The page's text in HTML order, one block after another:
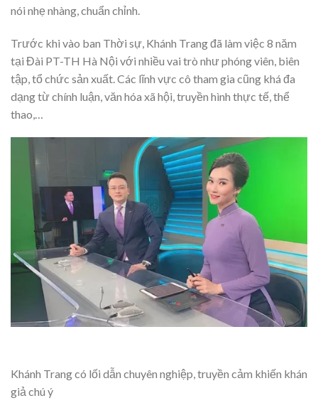
nói nhẹ nhàng, chuẩn chỉnh.
Trước khi vào ban Thời sự, Khánh Trang đã làm việc 8 năm
tại Đài PT-TH Hà Nội với nhiều vai trò như phóng viên, biên
tập, tổ chức sản xuất. Các lĩnh vực cô tham gia cũng khá đa
dạng từ chính luận, văn hóa xã hội, truyền hình thực tế, thể
thao,…
Khánh Trang có lối dẫn chuyên nghiệp, truyền cảm khiến khán
giả chú ý